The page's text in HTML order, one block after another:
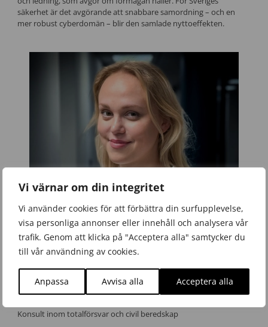
Vi värnar om din integritet
Vi använder cookies för att förbättra din surfupplevelse,
visa personliga annonser eller innehåll och analysera vår
trafik. Genom att klicka på "Acceptera alla" samtycker du
till vår användning av cookies.
Anpassa Avvisa alla Acceptera alla
säkerhet är det avgörande att snabbare samordning – och en
mer robust cyberdomän – blir den samlade nyttoeffekten.
Författare
Konsult inom totalförsvar och civil beredskap